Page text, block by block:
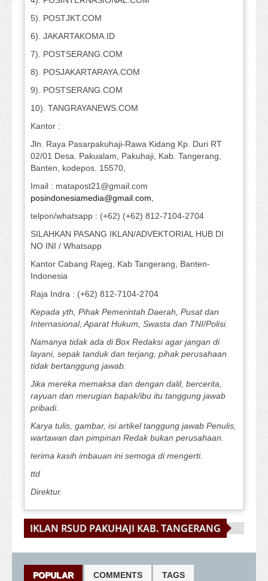
5). POSTJKT.COM
6). JAKARTAKOMA.ID
7). POSTSERANG.COM
8). POSJAKARTARAYA.COM
9). POSTSERANG.COM
10). TANGRAYANEWS.COM
Kantor :
Jln. Raya Pasarpakuhaji-Rawa Kidang Kp. Duri RT
02/01 Desa. Pakualam, Pakuhaji, Kab. Tangerang,
Banten, kodepos. 15570,
Imail : matapost21@gmail.com
posindonesiamedia@gmail.com,
telpon/whatsapp : (+62) (+62) 812-7104-2704
SILAHKAN PASANG IKLAN/ADVEKTORIAL HUB DI
NO INI / Whatsapp
Kantor Cabang Rajeg, Kab Tangerang, Banten-
Indonesia
Raja Indra : (+62) 812-7104-2704
Kepada yth, Pihak Pemerintah Daerah, Pusat dan
Internasional, Aparat Hukum, Swasta dan TNI/Polisi.
Namanya tidak ada di Box Redaksi agar jangan di
layani, sepak tanduk dan terjang, pihak perusahaan
tidak bertanggung jawab.
Jika mereka memaksa dan dengan dalil, bercerita,
rayuan dan merugian bapak/ibu itu tanggung jawab
pribadi.
Karya tulis, gambar, isi artikel tanggung jawab Penulis,
wartawan dan pimpinan Redak bukan perusahaan.
terima kasih imbauan ini semoga di mengerti.
ttd
Direktur.
IKLAN RSUD PAKUHAJI KAB. TANGERANG
POPULAR COMMENTS TAGS